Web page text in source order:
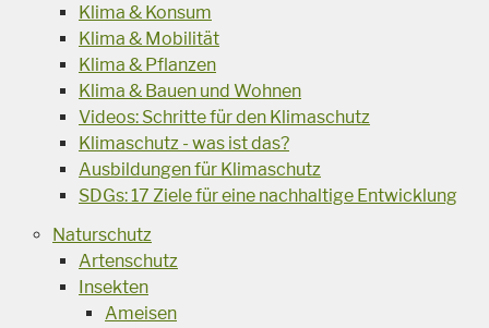
Klima & Konsum
Klima & Mobilität
Klima & Pflanzen
Klima & Bauen und Wohnen
Videos: Schritte für den Klimaschutz
Klimaschutz - was ist das?
Ausbildungen für Klimaschutz
SDGs: 17 Ziele für eine nachhaltige Entwicklung
Naturschutz
Artenschutz
Insekten
Ameisen